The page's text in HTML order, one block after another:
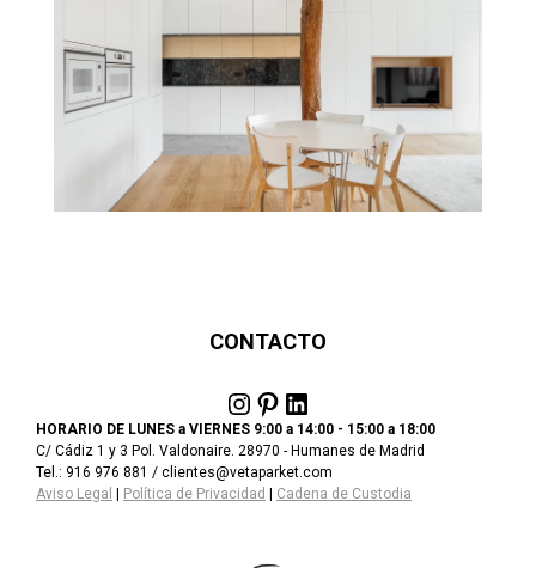
CONTACTO
Instagram Pinterest LinkedIn
HORARIO DE LUNES a VIERNES 9:00 a 14:00 - 15:00 a 18:00
C/ Cádiz 1 y 3 Pol. Valdonaire. 28970 - Humanes de Madrid
Tel.: 916 976 881 / clientes@vetaparket.com
Aviso Legal | Política de Privacidad | Cadena de Custodia